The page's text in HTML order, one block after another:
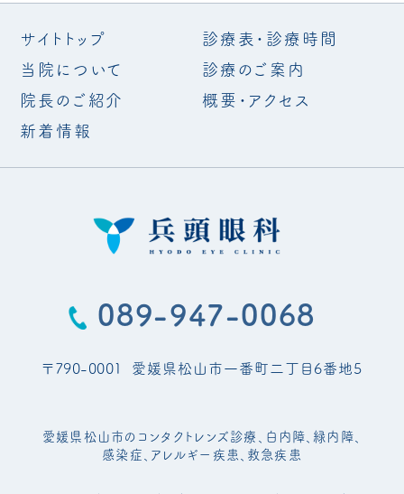
サイトトップ
診療表・診療時間
当院について
診療のご案内
院長のご紹介
概要・アクセス
新着情報
089-947-0068
〒790-0001 愛媛県松山市一番町二丁目6番地5
愛媛県松山市のコンタクトレンズ診療、白内障、緑内障、
感染症、 アレルギー疾患、救急疾患